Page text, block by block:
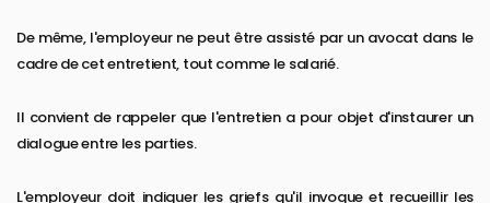
De même, l'employeur ne peut être assisté par un avocat dans le
cadre de cet entretient, tout comme le salarié.
Il convient de rappeler que l'entretien a pour objet d'instaurer un
dialogue entre les parties.
L'employeur doit indiquer les griefs qu'il invoque et recueillir les